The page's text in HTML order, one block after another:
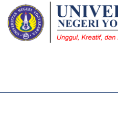
0%
read